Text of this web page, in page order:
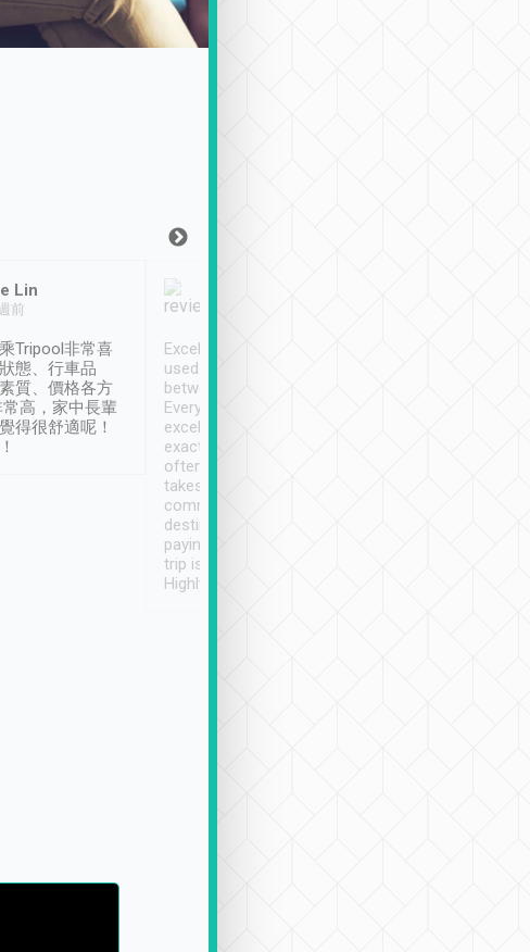
Lin
前
Tripool非常喜
態、行車品
質、價格各方
常高，家中長輩
得很舒適呢！
Excellent service. We have
used Tripool to travel
between cities in Taiwan.
Every driver has been
excellent and arrives
exactly on time. As there is
often limited English it
takes the difficulty out of
communicating the
destination details and
paying online prior to the
trip is very convenient.
Highly recommended